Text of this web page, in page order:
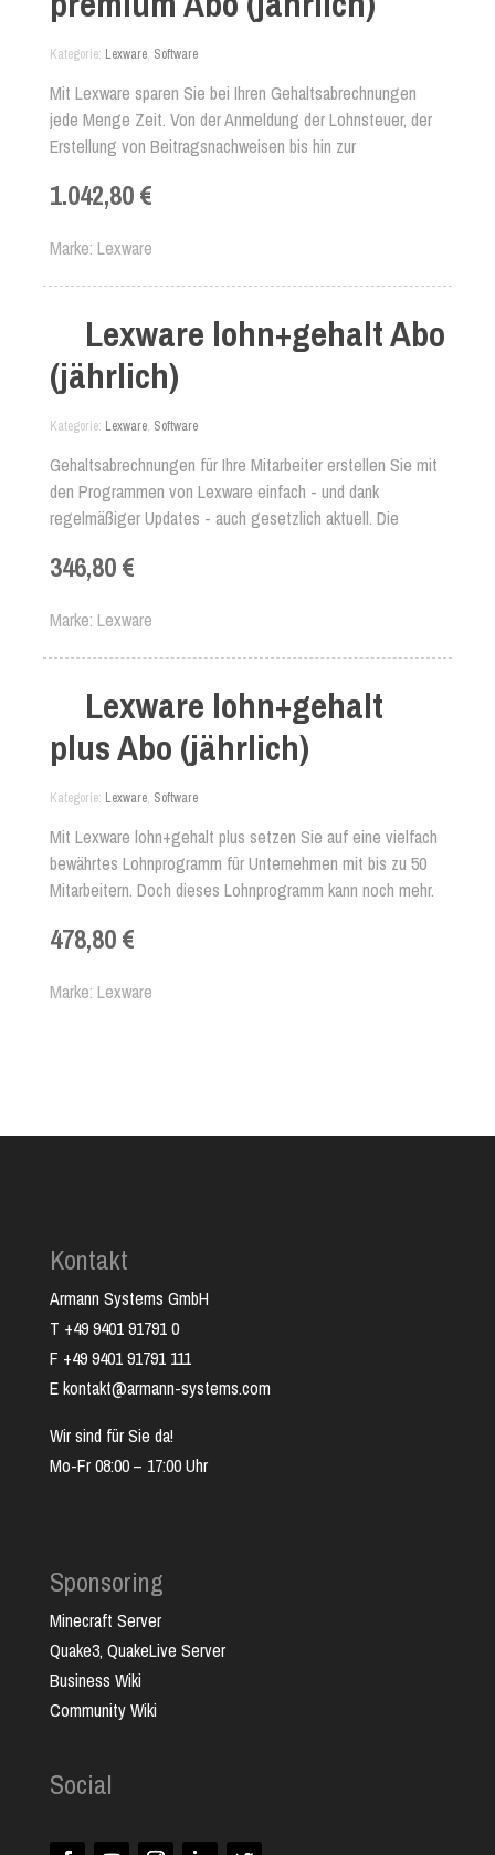
Kategorie Lexware, Software
Mit Lexware sparen Sie bei Ihren Gehaltsabrechnungen
jede Menge Zeit. Von der Anmeldung der Lohnsteuer, der
Erstellung von Beitragsnachweisen bis hin zur
bzw. an das Finanzamt. So erstellen Sie in kürzester Zeit
aller benötigten Nachweise oder Bescheinigungen!
1.042,80 €
Marke Lexware
Lexware lohn+gehalt Abo
(jährlich)
Kategorie Lexware, Software
Gehaltsabrechnungen für Ihre Mitarbeiter erstellen Sie mit
den Programmen von Lexware einfach - und dank
regelmäßiger Updates - auch gesetzlich aktuell. Die
die Kosten für Steuerberater sparen können. Die
sicher durch die Abrechnungen Ihrer Mitarbeiter und
Altersvorsorge oder die Abrechnung von Reisekosten
verfügt diese zuverlässige Lohnabrechnungssoftware über
hilfreiche Assistenten oder Zusatzmodule.
346,80 €
Marke Lexware
Lexware lohn+gehalt
plus Abo (jährlich)
Kategorie Lexware, Software
Mit Lexware lohn+gehalt plus setzen Sie auf eine vielfach
bewährtes Lohnprogramm für Unternehmen mit bis zu 50
Mitarbeitern. Doch dieses Lohnprogramm kann noch mehr.
Lexware lohn+gehalt plus weitere Komfortanwendungen,
maschinelles Bescheinigungswesen.
478,80 €
Marke Lexware
Kontakt
Armann Systems GmbH
T +49 9401 91791 0
F +49 9401 91791 111
E kontakt@armann-systems.com
Wir sind für Sie da!
Mo-Fr 08:00 – 17:00 Uhr
Sponsoring
Minecraft Server
Quake3, QuakeLive Server
Business Wiki
Community Wiki
Social